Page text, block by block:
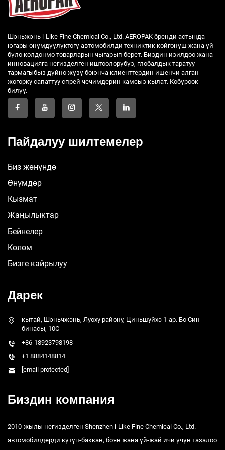
Шэньжэнь i-Like Fine Chemical Co., Ltd. AEROPAK бренди астында
югары өнүмдүүлүктөгү автомобилди техниктик көйгөнүш жана үй-
бүлө колдонмо товарларын чыгарып берет. Биздин изилдөө жана
инновацияга негизделген иштөөлөрүбүз, глобалдык таратуу
тармагыбыз дүйнө жүзү боюнча клиенттердин ишенчи алган
жогорку сапаттуу спрей чечимдерин камсыз кылат. Көбүрөөк
билүү.
Пайдалуу шилтемелер
Биз жөнүндө
Өнүмдөр
Кызмат
Жаңылыктар
Бейнелер
Көлөм
Бизге кайрылуу
Дарек
кытай, Шэньчжэнь, Луоху району, Циньшуйхэ 1-ар. Бо Син
бинасы, 10C
+86-18923798198
+1 8884148814
[email protected]
Биздин компания
2010-жылы негизделген Shenzhen i-Like Fine Chemical Co., Ltd. -
автомобилдерди күтүп-баккан, боян жана үй-жай ичи үчүн тазалоо